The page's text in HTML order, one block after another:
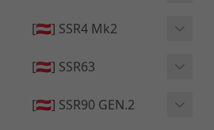
🟦 主體 ⧸ 彈匣
[🇦🇹] SSR4 Mk2
🟦 主體 ⧸ 彈匣
[🇦🇹] SSR63
🆙 升級 ⧸ 部件
[🇦🇹] SSR90 GEN.2